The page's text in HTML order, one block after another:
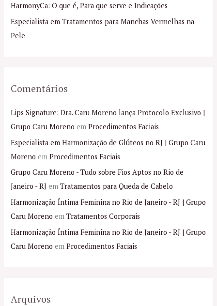
p
o
r
HarmonyCa: O que é, Para que serve e Indicações
Especialista em Tratamentos para Manchas Vermelhas na
Pele
Comentários
Lips Signature: Dra. Caru Moreno lança Protocolo Exclusivo |
Grupo Caru Moreno emProcedimentos Faciais
Especialista em Harmonização de Glúteos no RJ | Grupo Caru
Moreno emProcedimentos Faciais
Grupo Caru Moreno - Tudo sobre Fios Aptos no Rio de
Janeiro - RJ emTratamentos para Queda de Cabelo
Harmonização Íntima Feminina no Rio de Janeiro - RJ | Grupo
Caru Moreno emTratamentos Corporais
Harmonização Íntima Feminina no Rio de Janeiro - RJ | Grupo
Caru Moreno emProcedimentos Faciais
Arquivos